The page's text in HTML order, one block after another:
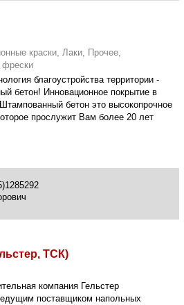
краски, Лаки, Прочее,
фрески
благоустройства территории -
бетон! Инновационное покрытие в
бетон это высокопрочное
прослужит Вам более 20 лет
ТСК)
компания Гельстер
поставщиком напольных